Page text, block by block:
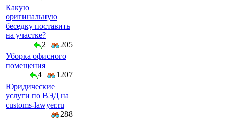
Какую
оригинальную
беседку поставить
на участке?
2
205
Уборка офисного
помещения
4
1207
Юридические
услуги по ВЭД на
customs-lawyer.ru
288